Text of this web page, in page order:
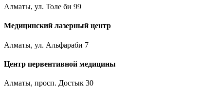
Алматы, ул. Толе би 99
Медицинский лазерный центр
Алматы, ул. Альфараби 7
Центр первентивной медицины
Алматы, просп. Достык 30